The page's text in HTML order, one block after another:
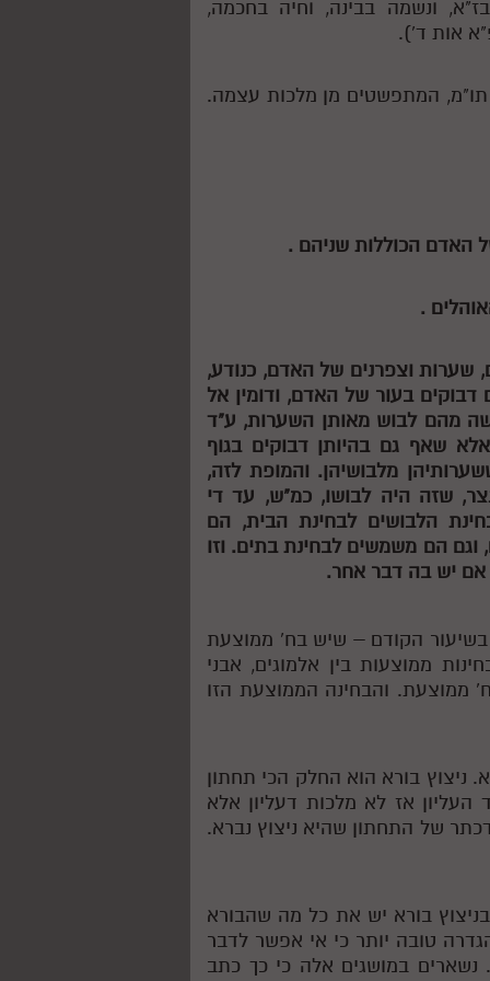
ונשמה בבינה, וחיה בחכמה,
אות ד').
המתפשטים מן מלכות עצמה.
האדם הכוללות שניהם .
.
שערות וצפרנים של האדם, כנודע,
בעור של האדם, ודומין אל
מהם לבוש מאותן השערות, ע"ד
שאף גם בהיותן דבוקים בגוף
מלבושיהן. והמופת לזה,
שזה היה לבושו, כמ"ש, עד די
הלבושים לבחינת הבית, הם
הם משמשים לבחינת בתים. וזו
אם יש בה דבר אחר.
הקודם – שיש בח' ממוצעת
ממוצעות בין אלמוגים, אבני
ממוצעת. והבחינה הממוצעת הזו
ניצוץ בורא הוא החלק הכי תחתון
אז לא מלכות דעליון אלא
של התחתון שהיא ניצוץ נברא.
בורא יש את כל מה שהבורא
טובה יותר כי אי אפשר לדבר
נשארים במושגים אלה כי כך כתב